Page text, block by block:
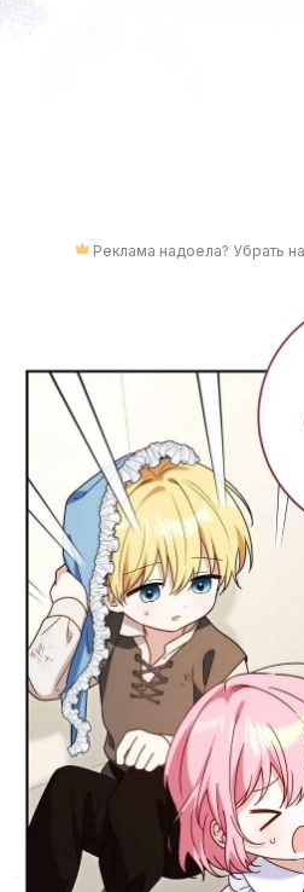
Реклама надоела? Убрать